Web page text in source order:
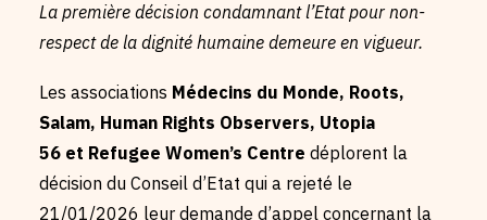
La première décision condamnant l’Etat pour non-
respect de la dignité humaine demeure en vigueur.
Les associations Médecins du Monde, Roots,
Salam, Human Rights Observers, Utopia
56 et Refugee Women’s Centre déplorent la
décision du Conseil d’Etat qui a rejeté le
21/01/2026 leur demande d’appel concernant la